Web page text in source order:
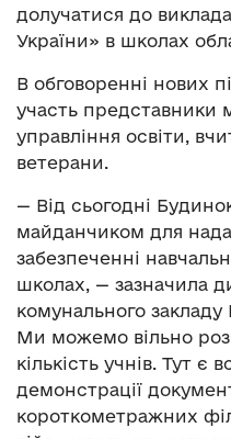
долучатися до
України» в школах
В обговоренні нових
участь представники
управління освіти,
ветерани.
— Від сьогодні
майданчиком для
забезпеченні
школах, — зазначила
комунального
Ми можемо вільно
кількість учнів. Тут є
демонстрації
короткометражних